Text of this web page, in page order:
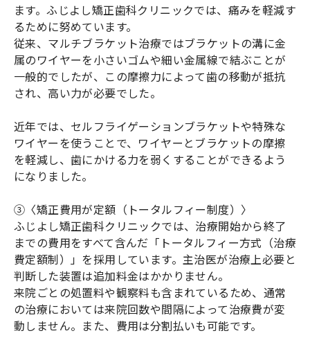
ます。ふじよし矯正歯科クリニックでは、痛みを軽減す
るために努めています。
従来、マルチブラケット治療ではブラケットの溝に金
属のワイヤーを小さいゴムや細い金属線で結ぶことが
一般的でしたが、この摩擦力によって歯の移動が抵抗
され、高い力が必要でした。
近年では、セルフライゲーションブラケットや特殊な
ワイヤーを使うことで、ワイヤーとブラケットの摩擦
を軽減し、歯にかける力を弱くすることができるよう
になりました。
③〈矯正費用が定額（トータルフィー制度）〉
ふじよし矯正歯科クリニックでは、治療開始から終了
までの費用をすべて含んだ「トータルフィー方式（治療
費定額制）」を採用しています。主治医が治療上必要と
判断した装置は追加料金はかかりません。
来院ごとの処置料や観察料も含まれているため、通常
の治療においては来院回数や間隔によって治療費が変
動しません。また、費用は分割払いも可能です。